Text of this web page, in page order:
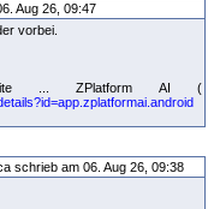
Aug 26, 09:47
vorbei.
... ZPlatform AI (
schrieb am 06. Aug 26, 09:38